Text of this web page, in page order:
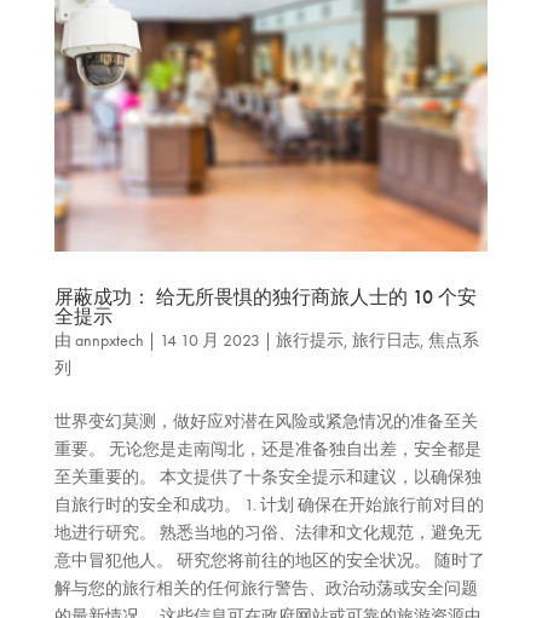
屏蔽成功： 给无所畏惧的独行商旅人士的 10 个安
全提示
由 annpxtech 14 10 月 2023 旅行提示, 旅行日志, 焦点系
列
世界变幻莫测，做好应对潜在风险或紧急情况的准备至关
重要。 无论您是走南闯北，还是准备独自出差，安全都是
至关重要的。 本文提供了十条安全提示和建议，以确保独
自旅行时的安全和成功。 1. 计划 确保在开始旅行前对目的
地进行研究。 熟悉当地的习俗、法律和文化规范，避免无
意中冒犯他人。 研究您将前往的地区的安全状况。 随时了
解与您的旅行相关的任何旅行警告、政治动荡或安全问题